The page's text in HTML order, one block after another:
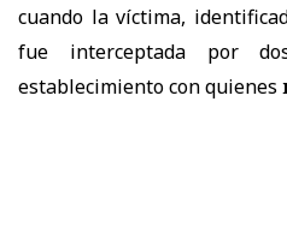
cuando la víctima,
fue interceptada por
establecimiento con quienes